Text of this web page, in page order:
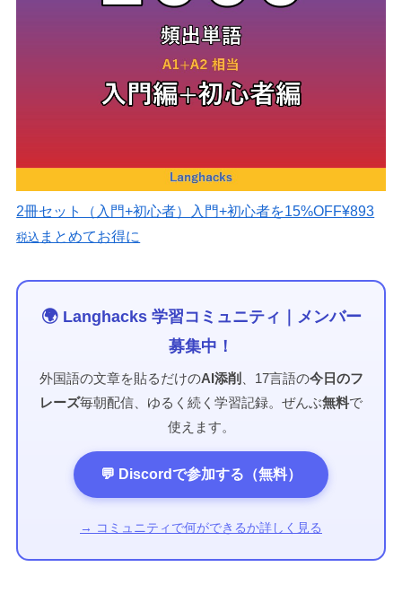
2冊セット（入門+初心者） 入門+初心者を15%OFF¥893
税込 まとめてお得に
🌍 Langhacks 学習コミュニティ｜メンバー
募集中！
外国語の文章を貼るだけのAI添削 、17言語の今日のフ
レーズ毎朝配信、ゆるく続く学習記録。ぜんぶ無料で
使えます。
💬 Discordで参加する（無料）
→ コミュニティで何ができるか詳しく見る